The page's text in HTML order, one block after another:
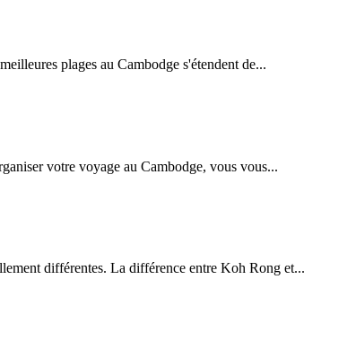
plages au Cambodge s'étendent de...
votre voyage au Cambodge, vous vous...
différentes. La différence entre Koh Rong et...